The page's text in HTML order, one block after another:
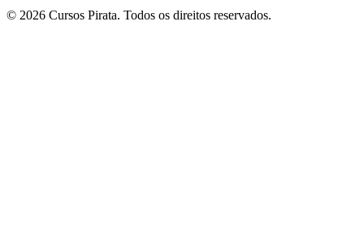
© 2026 Cursos Pirata. Todos os direitos reservados.